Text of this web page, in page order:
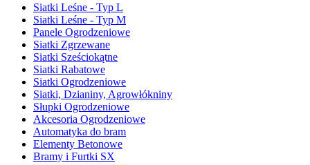
Siatki Leśne - Typ L
Siatki Leśne - Typ M
Panele Ogrodzeniowe
Siatki Zgrzewane
Siatki Sześciokątne
Siatki Rabatowe
Siatki Ogrodzeniowe
Siatki, Dzianiny, Agrowłókniny
Słupki Ogrodzeniowe
Akcesoria Ogrodzeniowe
Automatyka do bram
Elementy Betonowe
Bramy i Furtki SX